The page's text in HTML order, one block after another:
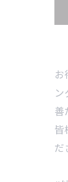
善
皆
だ